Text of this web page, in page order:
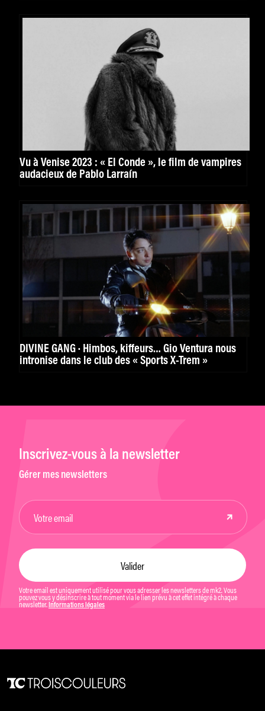
Vu à Venise 2023 : « El Conde », le film de vampires
audacieux de Pablo Larraín
DIVINE GANG · Himbos, kiffeurs… Gio Ventura nous
intronise dans le club des « Sports X-Trem »
Inscrivez-vous à la newsletter
Gérer mes newsletters
Votre email est uniquement utilisé pour vous adresser les newsletters de mk2. Vous
pouvez vous y désinscrire à tout moment via le lien prévu à cet effet intégré à chaque
newsletter.Informations légales